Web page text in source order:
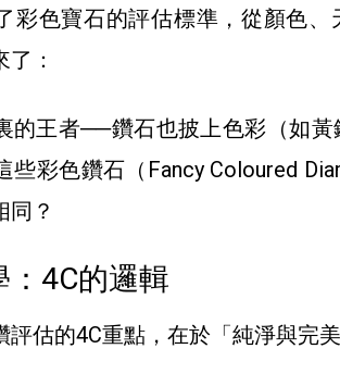
彩色寶石的評估標準，從顏色、
：
的王者──鑽石也披上色彩（如
些彩色鑽石（Fancy Coloured
同？
：4C的邏輯
評估的4C重點，在於「純淨與完美